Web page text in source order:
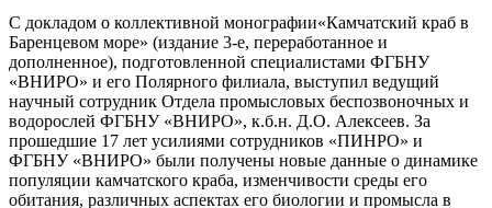
С докладом о коллективной монографии«Камчатский краб в
Баренцевом море» (издание 3-е, переработанное и
дополненное), подготовленной специалистами ФГБНУ
«ВНИРО» и его Полярного филиала, выступил ведущий
научный сотрудник Отдела промысловых беспозвоночных и
водорослей ФГБНУ «ВНИРО», к.б.н. Д.О. Алексеев. За
прошедшие 17 лет усилиями сотрудников «ПИНРО» и
ФГБНУ «ВНИРО» были получены новые данные о динамике
популяции камчатского краба, изменчивости среды его
обитания, различных аспектах его биологии и промысла в